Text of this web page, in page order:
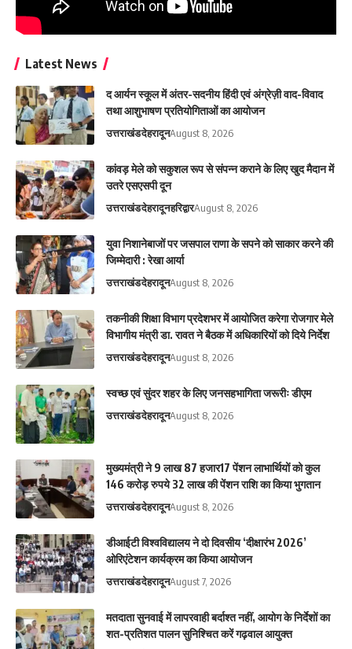
Latest News
द आर्यन स्कूल में अंतर-सदनीय हिंदी एवं अंग्रेज़ी वाद-विवाद
तथा आशुभाषण प्रतियोगिताओं का आयोजन
उत्तराखंडदेहरादूनAugust 8, 2026
कांवड़ मेले को सकुशल रूप से संपन्न कराने के लिए खुद मैदान में
उतरे एसएसपी दून
उत्तराखंडदेहरादूनहरिद्वारAugust 8, 2026
युवा निशानेबाजों पर जसपाल राणा के सपने को साकार करने की
जिम्मेदारी : रेखा आर्या
उत्तराखंडदेहरादूनAugust 8, 2026
तकनीकी शिक्षा विभाग प्रदेशभर में आयोजित करेगा रोजगार मेले
विभागीय मंत्री डा. रावत ने बैठक में अधिकारियों को दिये निर्देश
उत्तराखंडदेहरादूनAugust 8, 2026
स्वच्छ एवं सुंदर शहर के लिए जनसहभागिता जरूरीः डीएम
उत्तराखंडदेहरादूनAugust 8, 2026
मुख्यमंत्री ने 9 लाख 87 हजार17 पेंशन लाभार्थियों को कुल
146 करोड़ रुपये 32 लाख की पेंशन राशि का किया भुगतान
उत्तराखंडदेहरादूनAugust 8, 2026
डीआईटी विश्वविद्यालय ने दो दिवसीय ‘दीक्षारंभ 2026’
ओरिएंटेशन कार्यक्रम का किया आयोजन
उत्तराखंडदेहरादूनAugust 7, 2026
मतदाता सुनवाई में लापरवाही बर्दाश्त नहीं, आयोग के निर्देशों का
शत-प्रतिशत पालन सुनिश्चित करें गढ़वाल आयुक्त